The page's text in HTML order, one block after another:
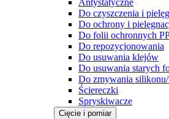
Antystatyczne
Do czyszczenia i
Do ochrony i
Do folii ochronnych
Do repozycjonowania
Do usuwania klejów
Do usuwania starych
Do zmywania
Ściereczki
Spryskiwacze
Cięcie i pomiar